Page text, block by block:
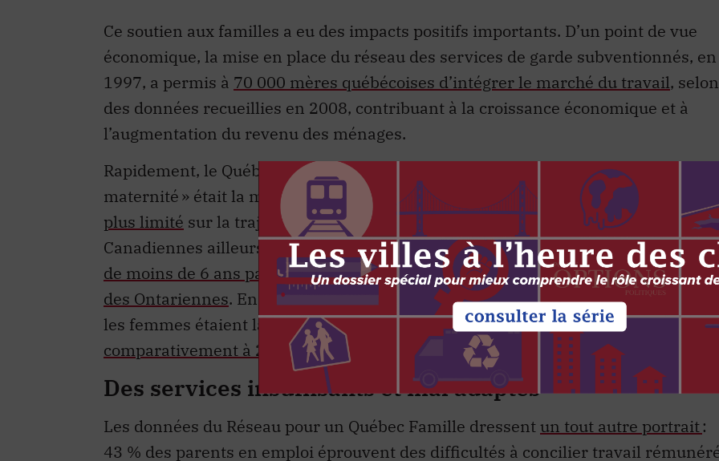
Ce soutien aux familles a eu des impacts positifs importants. D’un point de vue
économique, la mise en place du réseau des services de garde subventionnés, en
1997, a permis à 70 000 mères québécoises d’intégrer le marché du travail, selon
des données recueillies en 2008, contribuant à la croissance économique et à
l’augmentation du revenu des ménages.
Rapidement, le Québec est devenu la province canadienne où la « pénalité à la
maternité » était la moins importante au Canada. L’arrivée d’un enfant a un effet
plus limité sur la trajectoire professionnelle des Québécoises que sur celle des
Canadiennes ailleurs au pays. En 2024,85,1 % des Québécoises ayant un enfant
de moins de 6 ans participaient au marché du travail, comparativement à 78,6 %
des Ontariennes. En 2022, dans les familles québécoises comptant deux enfants,
les femmes étaient la principale source de revenu dans30,9 % des cas,
comparativement à 28, 9% dans le reste du Canada.
Des services insuffisants et mal adaptés
Les données du Réseau pour un Québec Famille dressentun tout autre portrait:
43 % des parents en emploi éprouvent des difficultés à concilier travail